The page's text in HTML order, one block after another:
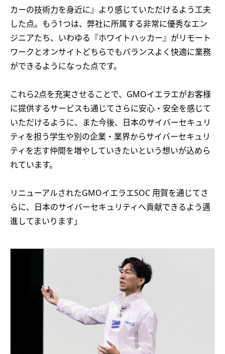
カーの技術力を身近に』より感じていただけるよう工夫
した点。もう1つは、弊社に所属する非常に優秀なエン
ジニアたち、いわゆる『ホワイトハッカー』がリモート
ワークとオンサイトどちらでもバランスよく快適に業務
ができるようになった点です。
これら2点を充実させることで、GMOイエラエがお客様
に提供するサービスも通じてさらに安心・安全を感じて
いただけるように、また今後、日本のサイバーセキュリ
ティを担う学生や別の企業・業界からサイバーセキュリ
ティを志す仲間を増やしていきたいという想いが込めら
れています。
リニューアルされたGMOイエラエSOC 用賀を通じてさ
らに、日本のサイバーセキュリティへ貢献できるよう邁
進してまいります」